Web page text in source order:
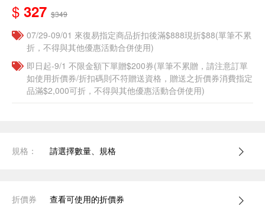
$ 327 $349
07/29-09/01 來復易指定商品折扣後滿$888現折$88(單筆不累
折，不得與其他優惠活動合併使用)
即日起-9/1 不限金額下單贈$200券(單筆不累贈，請注意訂單
如使用折價券/折扣碼則不符贈送資格，贈送之折價券消費指定
品滿$2,000可折，不得與其他優惠活動合併使用)
規格： 請選擇數量、規格
折價券 查看可使用的折價券